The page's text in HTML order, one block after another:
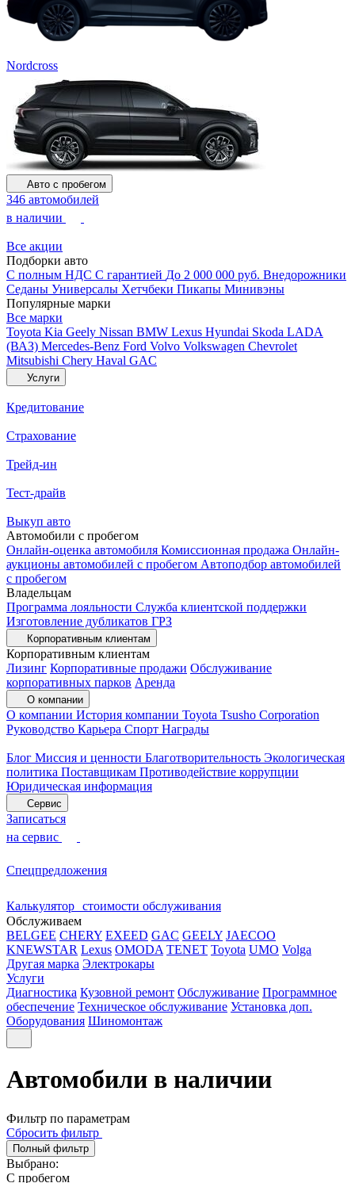
Nordcross
Авто с пробегом
346 автомобилей
в наличии
Все акции
Подборки авто
С полным НДС С гарантией До 2 000 000 руб. Внедорожники
Седаны Универсалы Хетчбеки Пикапы Минивэны
Популярные марки
Все марки
Toyota Kia Geely Nissan BMW Lexus Hyundai Skoda LADA
(ВАЗ) Mercedes-Benz Ford Volvo Volkswagen Chevrolet
Mitsubishi Chery Haval GAC
Услуги
Кредитование
Страхование
Трейд-ин
Тест-драйв
Выкуп авто
Автомобили с пробегом
Онлайн-оценка автомобиля Комиссионная продажа Онлайн-
аукционы автомобилей с пробегом Автоподбор автомобилей
с пробегом
Владельцам
Программа лояльности Служба клиентской поддержки
Изготовление дубликатов ГРЗ
Корпоративным клиентам
Корпоративным клиентам
Лизинг Корпоративные продажи Обслуживание
корпоративных парков Аренда
О компании
О компании История компании Toyota Tsusho Corporation
Руководство Карьера Спорт Награды
Блог Миссия и ценности Благотворительность Экологическая
политика Поставщикам Противодействие коррупции
Юридическая информация
Сервис
Записаться
на сервис
Спецпредложения
Калькулятор стоимости обслуживания
Обслуживаем
BELGEE CHERY EXEED GAC GEELY JAECOO
KNEWSTAR Lexus OMODA TENET Toyota UMO Volga
Другая марка Электрокары
Услуги
Диагностика Кузовной ремонт Обслуживание Программное
обеспечение Техническое обслуживание Установка доп.
Оборудования Шиномонтаж
Автомобили в наличии
Фильтр по параметрам
Сбросить фильтр
Полный фильтр
Выбрано:
С пробегом